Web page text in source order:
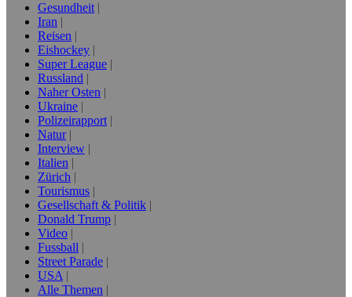
Gesundheit
Iran
Reisen
Eishockey
Super League
Russland
Naher Osten
Ukraine
Polizeirapport
Natur
Interview
Italien
Zürich
Tourismus
Gesellschaft & Politik
Donald Trump
Video
Fussball
Street Parade
USA
Alle Themen